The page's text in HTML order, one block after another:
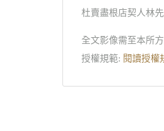
杜賣盡根店契人林
全文影像需至本所
授權規範: 閱讀授權